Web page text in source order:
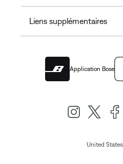
Liens supplémentaires
Application Bose
United States|